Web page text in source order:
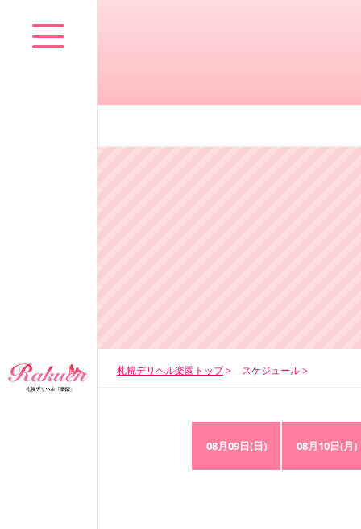
札幌デリヘル楽園トップ スケジュール
08月09日(日) 08月10日(月)